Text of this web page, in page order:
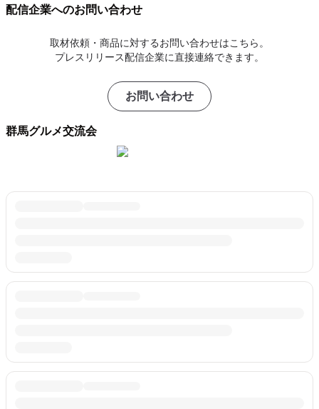
配信企業へのお問い合わせ
取材依頼・商品に対するお問い合わせはこちら。
プレスリリース配信企業に直接連絡できます。
お問い合わせ
群馬グルメ交流会